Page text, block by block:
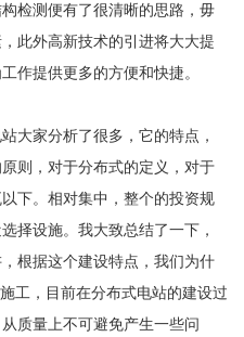
检测便有了很清晰的思路，毋
此外高新技术的引进将大大提
作提供更多的方便和快捷。
大家分析了很多，它的特点，
则，对于分布式的定义，对于
下。相对集中，整个的投资规
择设施。我大致总结了一下，
根据这个建设特点，我们为什
工，目前在分布式电站的建设过
质量上不可避免产生一些问